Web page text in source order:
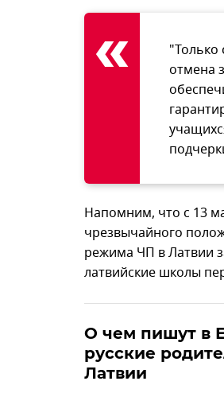
"Только
отмена
Напомним, что с 13
чрезвычайного
режима ЧП в Латвии
латвийские школы
О чем пишут в
русские
Латвии